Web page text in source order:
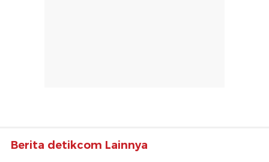
Berita detikcom Lainnya